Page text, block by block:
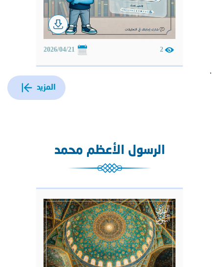
2
2026/04/21
.
المزيد
الرسول الأعظم محمد